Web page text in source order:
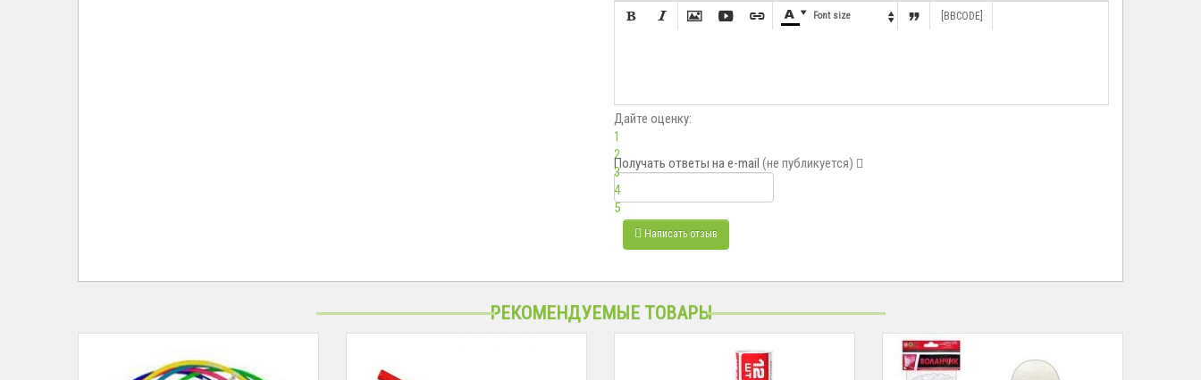

      Font size   [BBCODE]
Дайте оценку:
1
2
3
4
5
Получать ответы на e-mail (не публикуется)
Написать отзыв
РЕКОМЕНДУЕМЫЕ ТОВАРЫ